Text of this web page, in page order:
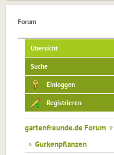
Forum
Übersicht
Suche
Einloggen
Registrieren
gartenfreunde.de Forum »
» Gurkenpflanzen